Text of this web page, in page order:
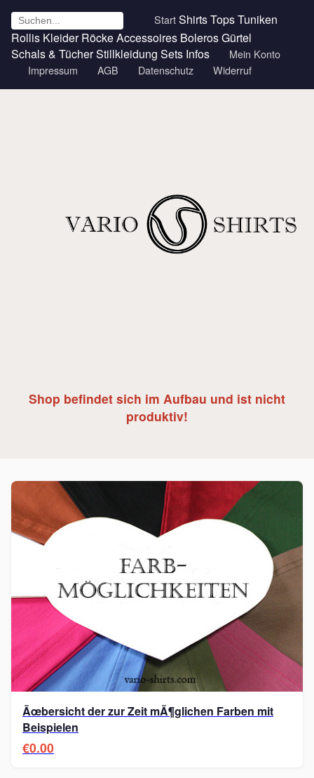
StartShirtsTopsTuniken
Rollis Kleider RöckeAccessoires BolerosGürtel
Schals & TücherStillkleidung Sets Infos
Mein Konto
Impressum
AGB Datenschutz Widerruf
Shop befindet sich im Aufbau und ist nicht
produktiv!
Ãœbersicht der zur Zeit mÃ¶glichen Farben mit
Beispielen
€0.00